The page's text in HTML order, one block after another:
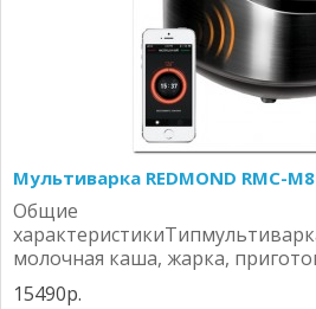
Мультиварка REDMOND RMC-
Общие
молочная каша, жарка,
15490р.